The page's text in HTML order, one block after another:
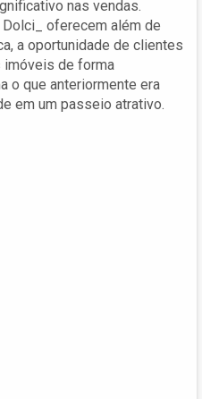
nas vendas.
oferecem além de
a oportunidade de clientes
imóveis de forma
o que anteriormente era
em um passeio atrativo.